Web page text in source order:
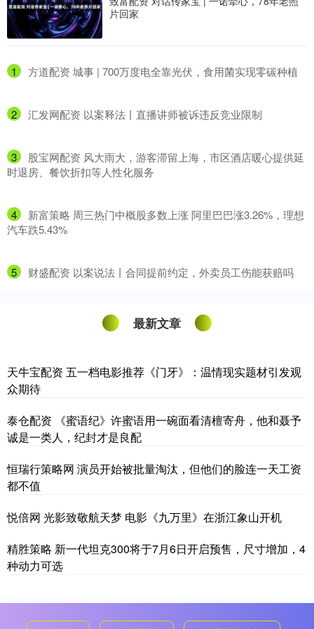
片回家
1 ​方道配资 城事 | 700万度电全靠光伏，食用菌实现零碳种植
2 ​汇发网配资 以案释法丨直播讲师被诉违反竞业限制
3
​股宝网配资 风大雨大，游客滞留上海，市区酒店暖心提供延
时退房、餐饮折扣等人性化服务
4
​新富策略 周三热门中概股多数上涨 阿里巴巴涨3.26%，理想
汽车跌5.43%
5 ​财盛配资 以案说法丨合同提前约定，外卖员工伤能获赔吗
最新文章
天牛宝配资 五一档电影推荐《门牙》：温情现实题材引发观
众期待
泰仓配资 《蜜语纪》许蜜语用一碗面看清檀寄舟，他和聂予
诚是一类人，纪封才是良配
恒瑞行策略网 演员开始被批量淘汰，但他们的脸连一天工资
都不值
悦倍网 光影致敬航天梦 电影《九万里》在浙江象山开机
精胜策略 新一代坦克300将于7月6日开启预售，尺寸增加，4
种动力可选